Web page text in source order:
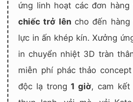
ứng linh hoạt các đơn
chiếc trở lêncho đến hàng
lực in ấn khép kín. Xưởng
in chuyển nhiệt 3D tràn
miễn phí phác thảo
độc lạ trong1 giờ, cam kết